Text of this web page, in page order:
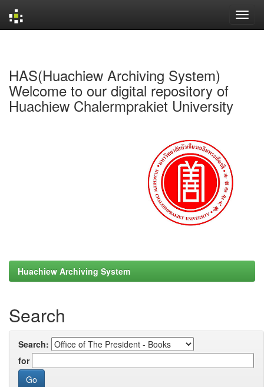
HAS(Huachiew Archiving System)
Welcome to our digital repository of
Huachiew Chalermprakiet University
Huachiew Archiving System
Search
Search:
for